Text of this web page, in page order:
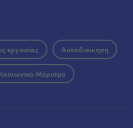
εργασίας Αυτοδιοίκηση
Μέρισμα